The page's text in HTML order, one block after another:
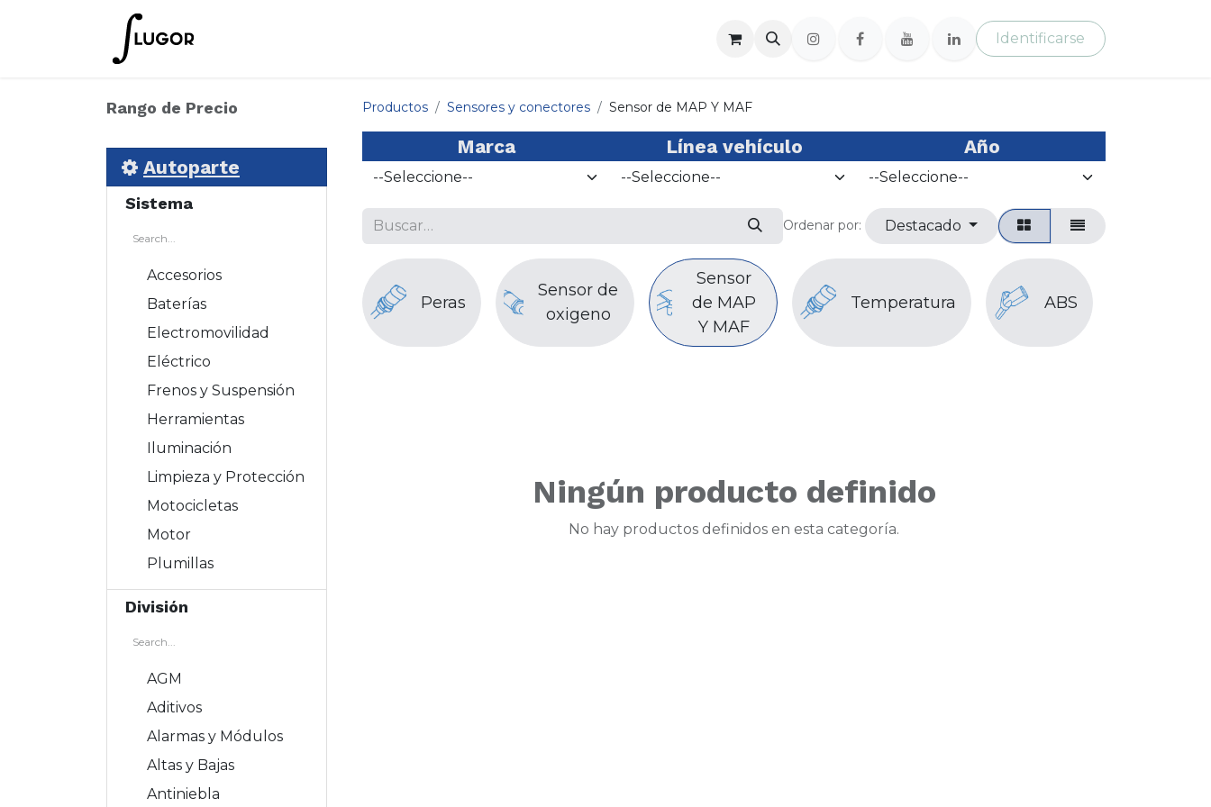
Identificarse
Rango de Precio
Autoparte
Sistema
Accesorios
Baterías
Electromovilidad
Eléctrico
Frenos y Suspensión
Herramientas
Iluminación
Limpieza y Protección
Motocicletas
Motor
Plumillas
División
AGM
Aditivos
Alarmas y Módulos
Altas y Bajas
Antiniebla
Productos Sensores y conectores Sensor de MAP Y MAF
Marca Línea vehículo Año
Ordenar por: Destacado
Peras
Sensor de
oxigeno
Sensor
de MAP
Y MAF
Temperatura ABS
Ningún producto definido
No hay productos definidos en esta categoría.